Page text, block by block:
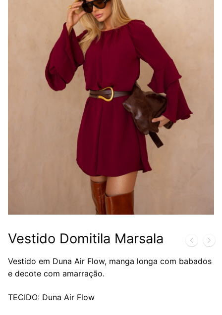
Vestido Domitila Marsala
Vestido em Duna Air Flow, manga longa com babados
e decote com amarração.
TECIDO: Duna Air Flow